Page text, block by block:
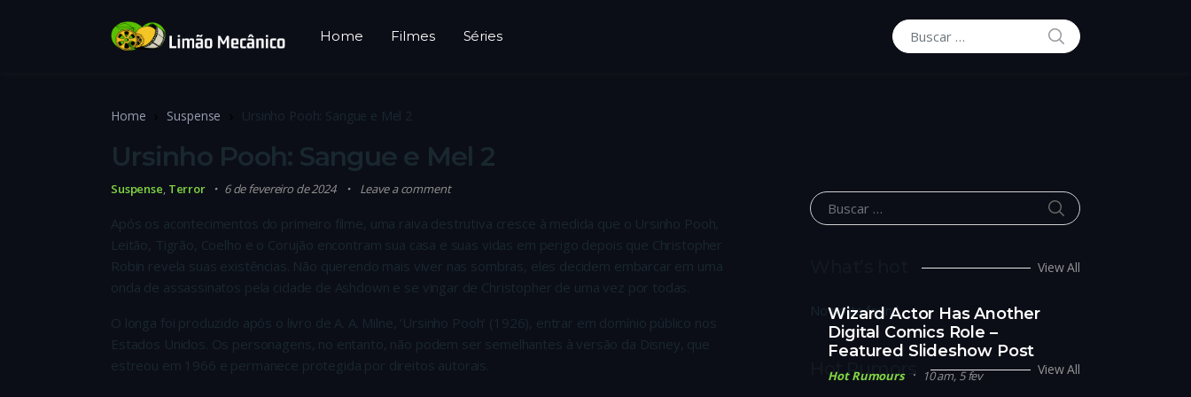
Home Filmes Séries
Buscar por:
BUSCAR
Home Suspense Ursinho Pooh: Sangue e Mel 2
Ursinho Pooh: Sangue e Mel 2
Suspense, Terror 6 de fevereiro de 2024 Leave a comment
Após os acontecimentos do primeiro filme, uma raiva destrutiva cresce à medida que o Ursinho Pooh,
Leitão, Tigrão, Coelho e o Corujão encontram sua casa e suas vidas em perigo depois que Christopher
Robin revela suas existências. Não querendo mais viver nas sombras, eles decidem embarcar em uma
onda de assassinatos pela cidade de Ashdown e se vingar de Christopher de uma vez por todas.
O longa foi produzido após o livro de A. A. Milne, ‘Ursinho Pooh’ (1926), entrar em domínio público nos
Estados Unidos. Os personagens, no entanto, não podem ser semelhantes à versão da Disney, que
estreou em 1966 e permanece protegida por direitos autorais.
Buscar por:
BUSCAR
View All
No posts found.
Hot Rumors View All
Wizard Actor Has Another
Digital Comics Role –
Featured Slideshow Post
Hot Rumours 10 am, 5 fev